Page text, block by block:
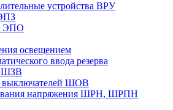
устройства ВРУ
ЭПО
освещением
ввода резерва
ШЗВ
выключателей ШОВ
напряжения ШРН, ШРПН